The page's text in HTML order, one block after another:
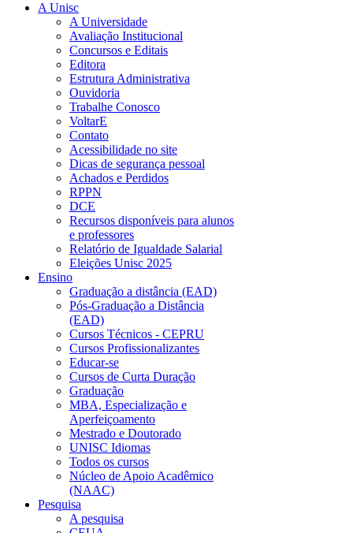
A Unisc
A Universidade
Avaliação Institucional
Concursos e Editais
Editora
Estrutura Administrativa
Ouvidoria
Trabalhe Conosco
VoltarE
Contato
Acessibilidade no site
Dicas de segurança pessoal
Achados e Perdidos
RPPN
DCE
Recursos disponíveis para alunos
e professores
Relatório de Igualdade Salarial
Eleições Unisc 2025
Ensino
Graduação a distância (EAD)
Pós-Graduação a Distância
(EAD)
Cursos Técnicos - CEPRU
Cursos Profissionalizantes
Educar-se
Cursos de Curta Duração
Graduação
MBA, Especialização e
Aperfeiçoamento
Mestrado e Doutorado
UNISC Idiomas
Todos os cursos
Núcleo de Apoio Acadêmico
(NAAC)
Pesquisa
A pesquisa